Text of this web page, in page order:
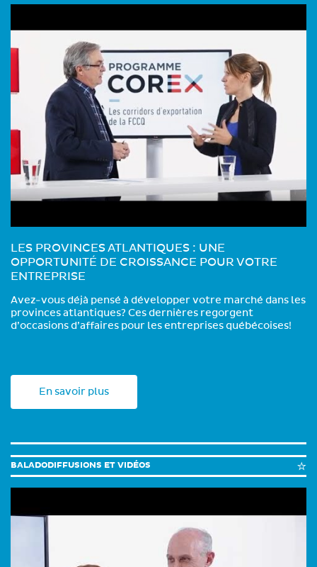
LES PROVINCES ATLANTIQUES : UNE
OPPORTUNITÉ DE CROISSANCE POUR VOTRE
ENTREPRISE
Avez-vous déjà pensé à développer votre marché dans les
provinces atlantiques? Ces dernières regorgent
d’occasions d’affaires pour les entreprises québécoises!
En savoir plus
BALADODIFFUSIONS ET VIDÉOS